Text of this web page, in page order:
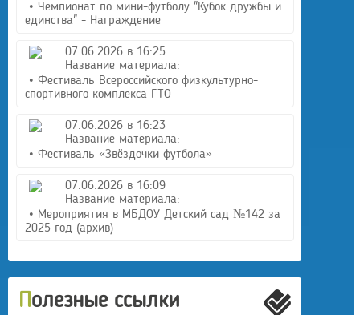
• Чемпионат по мини-футболу "Кубок дружбы и
единства" - Награждение
07.06.2026 в 16:25
Название материала:
• Фестиваль Всероссийского физкультурно-
спортивного комплекса ГТО
07.06.2026 в 16:23
Название материала:
• Фестиваль «Звёздочки футбола»
07.06.2026 в 16:09
Название материала:
• Мероприятия в МБДОУ Детский сад №142 за
2025 год (архив)
Полезные ссылки